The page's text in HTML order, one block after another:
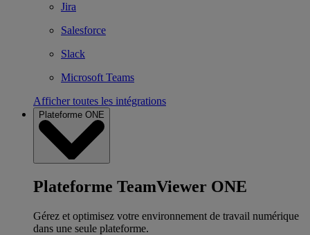
Jira
Salesforce
Slack
Microsoft Teams
Afficher toutes les intégrations
Plateforme ONE
Plateforme TeamViewer ONE
Gérez et optimisez votre environnement de travail numérique
dans une seule plateforme.